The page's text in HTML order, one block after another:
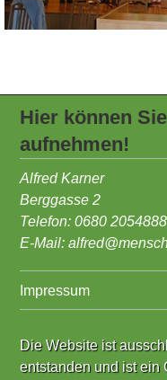
Hier können
aufnehmen!
Alfred Karner
Berggasse 2
Telefon: 0680 2054888
E-Mail:
Impressum
Die Website ist
entstanden und ist